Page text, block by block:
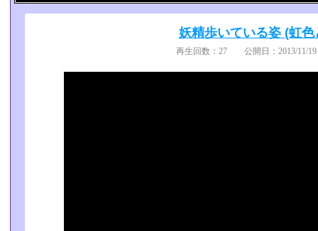
妖精歩いている姿 (虹
再生回数：27 公開日：2013/11/